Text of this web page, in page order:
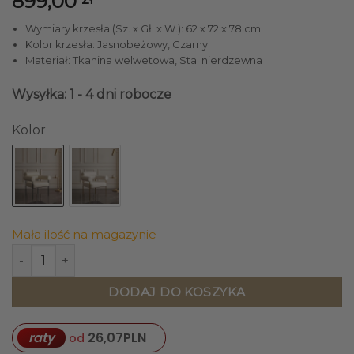
Wymiary krzesła (Sz. x Gł. x W.): 62 x 72 x 78 cm
Kolor krzesła: Jasnobeżowy, Czarny
Materiał: Tkanina welwetowa, Stal nierdzewna
Wysyłka: 1 - 4 dni robocze
Kolor
Mała ilość na magazynie
ilość KRZESŁO na czarnych, metalowych nogach,
DODAJ DO KOSZYKA
raty od 26,07PLN